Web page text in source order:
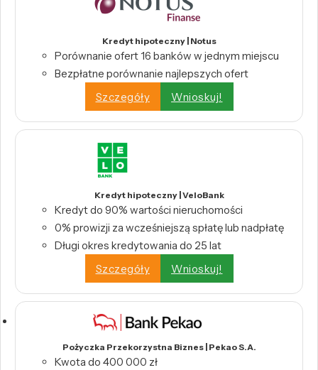
Kredyt hipoteczny | Notus
Porównanie ofert 16 banków w jednym miejscu
Bezpłatne porównanie najlepszych ofert
Szczegóły
Wnioskuj!
Kredyt hipoteczny | VeloBank
Kredyt do 90% wartości nieruchomości
0% prowizji za wcześniejszą spłatę lub nadpłatę
Długi okres kredytowania do 25 lat
Szczegóły
Wnioskuj!
Pożyczka Przekorzystna Biznes | Pekao S.A.
Kwota do 400 000 zł